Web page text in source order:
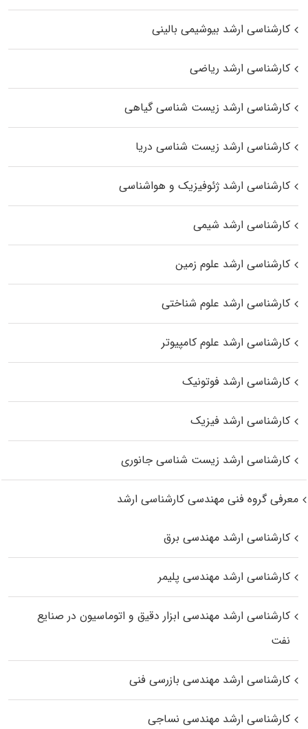
کارشناسی ارشد بیوشیمی بالینی
کارشناسی ارشد ریاضی
کارشناسی ارشد زیست‌ شناسی گیاهی
کارشناسی ارشد زیست‌ شناسی دریا
کارشناسی ارشد ژئوفیزیک و هواشناسی
کارشناسی ارشد شیمی
کارشناسی ارشد علوم زمین
کارشناسی ارشد علوم شناختی
کارشناسی ارشد علوم کامپیوتر
کارشناسی ارشد فوتونیک
کارشناسی ارشد فیزیک
کارشناسی ارشد زیست‌ شناسی جانوری
معرفی گروه فنی مهندسی کارشناسی ارشد
کارشناسی ارشد مهندسی برق
کارشناسی ارشد مهندسی پلیمر
کارشناسی ارشد مهندسی ابزار دقیق و اتوماسیون در صنایع
نفت
کارشناسی ارشد مهندسی بازرسی فنی
کارشناسی ارشد مهندسی نساجی